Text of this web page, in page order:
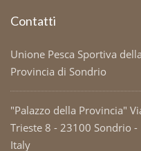
Contatti
Unione Pesca Sportiva della
Provincia di Sondrio
"Palazzo della Provincia"
Trieste 8 - 23100 Sondrio -
Italy